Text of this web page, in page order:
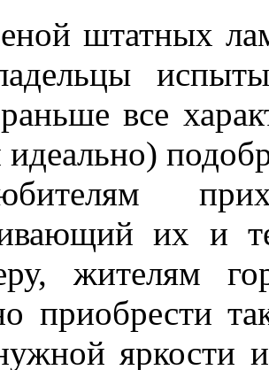
штатных
все
идеально)
их и
жителям
приобрести
яркости